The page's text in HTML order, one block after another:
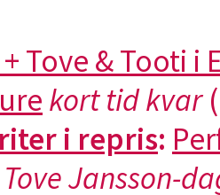
Tove & Tooti i
kort tid kvar
i repris:
Tove Jansson-